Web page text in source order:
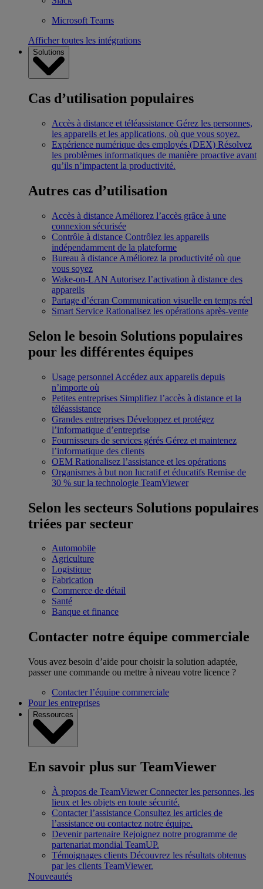
Microsoft Teams
Afficher toutes les intégrations
Solutions
Cas d’utilisation populaires
Accès à distance et téléassistance Gérez les personnes,
les appareils et les applications, où que vous soyez.
Expérience numérique des employés (DEX) Résolvez
les problèmes informatiques de manière proactive avant
qu’ils n’impactent la productivité.
Autres cas d’utilisation
Accès à distance Améliorez l’accès grâce à une
connexion sécurisée
Contrôle à distance Contrôlez les appareils
indépendamment de la plateforme
Bureau à distance Améliorez la productivité où que
vous soyez
Wake-on-LAN Autorisez l’activation à distance des
appareils
Partage d’écran Communication visuelle en temps réel
Smart Service Rationalisez les opérations après-vente
Selon le besoin Solutions populaires
pour les différentes équipes
Usage personnel Accédez aux appareils depuis
n’importe où
Petites entreprises Simplifiez l’accès à distance et la
téléassistance
Grandes entreprises Développez et protégez
l’informatique d’entreprise
Fournisseurs de services gérés Gérez et maintenez
l’informatique des clients
OEM Rationalisez l’assistance et les opérations
Organismes à but non lucratif et éducatifs Remise de
30 % sur la technologie TeamViewer
Selon les secteurs Solutions populaires
triées par secteur
Automobile
Agriculture
Logistique
Fabrication
Commerce de détail
Santé
Banque et finance
Contacter notre équipe commerciale
Vous avez besoin d’aide pour choisir la solution adaptée,
passer une commande ou mettre à niveau votre licence ?
Contacter l’équipe commerciale
Pour les entreprises
Ressources
En savoir plus sur TeamViewer
À propos de TeamViewer Connecter les personnes, les
lieux et les objets en toute sécurité.
Contacter l’assistance Consultez les articles de
l’assistance ou contactez notre équipe.
Devenir partenaire Rejoignez notre programme de
partenariat mondial TeamUP.
Témoignages clients Découvrez les résultats obtenus
par les clients TeamViewer.
Nouveautés